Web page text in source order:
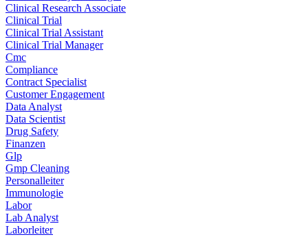
Clinical Research Associate
Clinical Trial
Clinical Trial Assistant
Clinical Trial Manager
Cmc
Compliance
Contract Specialist
Customer Engagement
Data Analyst
Data Scientist
Drug Safety
Finanzen
Glp
Gmp Cleaning
Personalleiter
Immunologie
Labor
Lab Analyst
Laborleiter